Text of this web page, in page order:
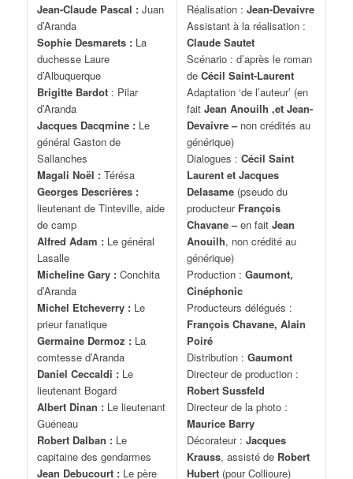
Jean-Claude Pascal :Juan
d’Aranda
Sophie Desmarets :La
duchesse Laure
d’Albuquerque
Brigitte Bardot: Pilar
d’Aranda
Jacques Dacqmine :Le
général Gaston de
Sallanches
Magali Noël :Térésa
Georges Descrières :
lieutenant de Tinteville, aide
de camp
Alfred Adam :Le général
Lasalle
Micheline Gary : Conchita
d’Aranda
Michel Etcheverry : Le
prieur fanatique
Germaine Dermoz : La
comtesse d’Aranda
Daniel Ceccaldi : Le
lieutenant Bogard
Albert Dinan :Le lieutenant
Guéneau
Robert Dalban : Le
capitaine des gendarmes
Jean Debucourt :Le père
Réalisation : Jean-Devaivre
Assistant à la réalisation :
Claude Sautet
Scénario : d’après le roman
de Cécil Saint-Laurent
Adaptation ‘de l’auteur’ (en
fait Jean Anouilh ,et Jean-
Devaivre – non crédités au
générique)
Dialogues : Cécil Saint
Laurent et Jacques
Delasame(pseudo du
producteur François
Chavane –en fait Jean
Anouilh, non crédité au
générique)
Production : Gaumont,
Cinéphonic
Producteurs délégués :
François Chavane, Alain
Poiré
Distribution : Gaumont
Directeur de production :
Robert Sussfeld
Directeur de la photo :
Maurice Barry
Décorateur : Jacques
Krauss, assisté de Robert
Hubert(pour Collioure)